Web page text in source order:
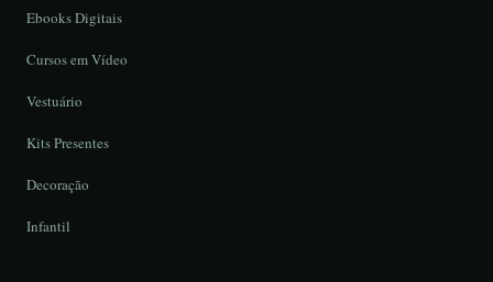
Ebooks Digitais
Cursos em Vídeo
Vestuário
Kits Presentes
Decoração
Infantil